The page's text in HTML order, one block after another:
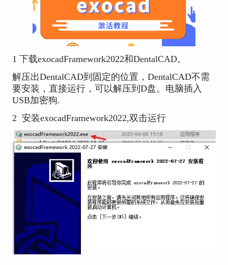
1 下载exocadFramework2022和DentalCAD。
解压出DentalCAD到固定的位置，DentalCAD不需
要安装，直接运行，可以解压到D盘。电脑插入
USB加密狗.
2 安装exocadFramework2022,双击运行